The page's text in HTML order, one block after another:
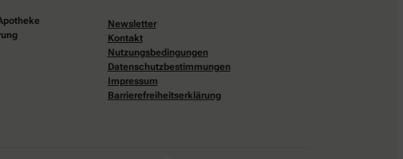
Newsletter
Kontakt
Nutzungsbedingungen
Datenschutzbestimmungen
Impressum
Barrierefreiheitserklärung